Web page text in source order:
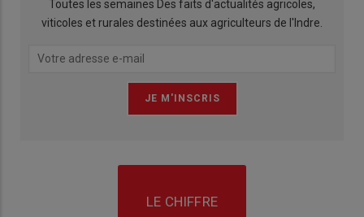
Toutes les semaines Des faits d'actualités agricoles,
viticoles et rurales destinées aux agriculteurs de l'Indre.
LE CHIFFRE